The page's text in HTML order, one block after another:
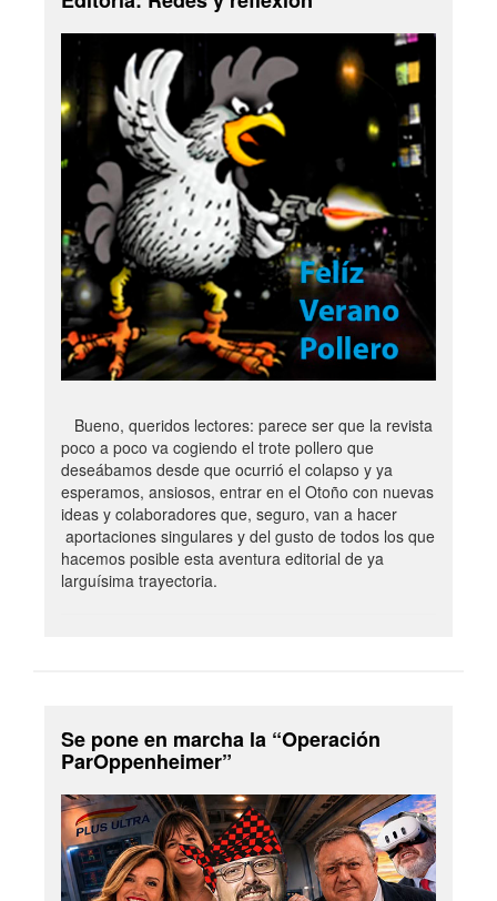
Bueno, queridos lectores: parece ser que la revista
poco a poco va cogiendo el trote pollero que
deseábamos desde que ocurrió el colapso y ya
esperamos, ansiosos, entrar en el Otoño con nuevas
ideas y colaboradores que, seguro, van a hacer
aportaciones singulares y del gusto de todos los que
hacemos posible esta aventura editorial de ya
larguísima trayectoria.
Se pone en marcha la “Operación
ParOppenheimer”